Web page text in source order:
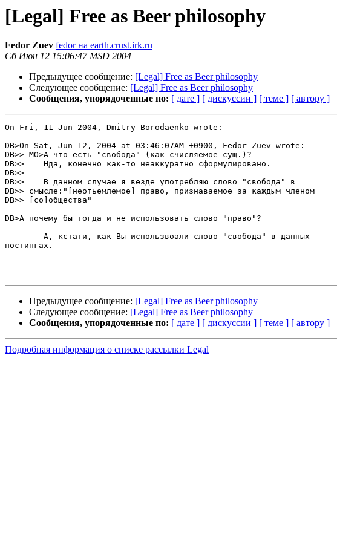
[Legal] Free as Beer philosophy
Fedor Zuev fedor на earth.crust.irk.ru
Сб Июн 12 15:06:47 MSD 2004
Предыдущее сообщение: [Legal] Free as Beer philosophy
Следующее сообщение: [Legal] Free as Beer philosophy
Сообщения, упорядоченные по: [ дате ] [ дискуссии ] [ теме ] [ автору ]
On Fri, 11 Jun 2004, Dmitry Borodaenko wrote:
DB>On Sat, Jun 12, 2004 at 03:46:07AM +0900, Fedor Zuev wrote:
DB>> MO>А что есть "свобода" (как счисляемое сущ.)?
DB>> 	Нда, конечно как-то неаккуратно сформулировано.
DB>>
DB>> 	В данном случае я везде употребляю слово "свобода" в
DB>> смысле:"[неотьемлемое] право, признаваемое за каждым членом
DB>> [со]общества"
DB>А почему бы тогда и не использовать слово "право"?
постингах.
Предыдущее сообщение: [Legal] Free as Beer philosophy
Следующее сообщение: [Legal] Free as Beer philosophy
Сообщения, упорядоченные по: [ дате ] [ дискуссии ] [ теме ] [ автору ]
Подробная информация о списке рассылки Legal